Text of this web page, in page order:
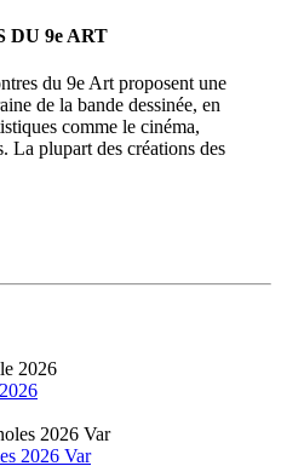
DU 9e ART
du 9e Art proposent une
de la bande dessinée, en
comme le cinéma,
La plupart des créations des
2026 Var